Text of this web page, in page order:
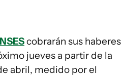
cobrarán sus haberes
jueves a partir de la
abril, medido por el